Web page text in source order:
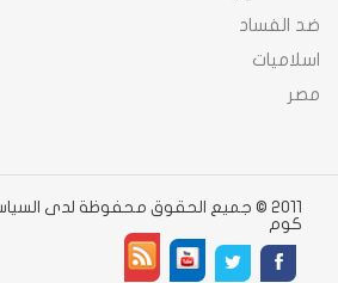
ضد الفساد
اسلاميات
مصر
2011 © جميع الحقوق محفوظة لدى
كوم